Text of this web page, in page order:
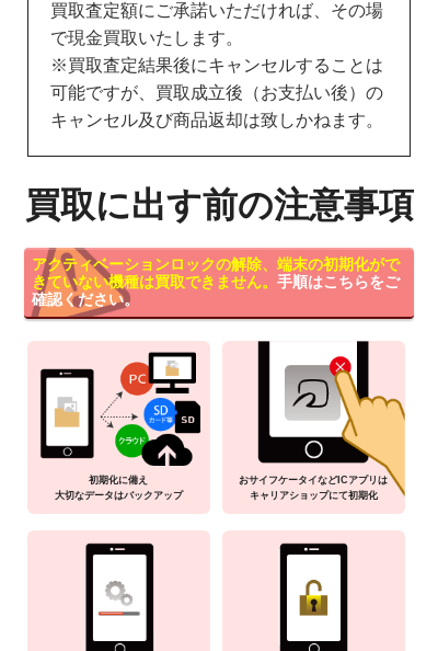
買取査定額にご承諾いただければ、その場
で現金買取いたします。
※買取査定結果後にキャンセルすることは
可能ですが、買取成立後（お支払い後）の
キャンセル及び商品返却は致しかねます。
買取に出す前の注意事項
アクティベーションロックの解除、端末の初期化がで
きていない機種は買取できません。 手順はこちらをご
確認ください。
初期化に備え
大切なデータはバックアップ
おサイフケータイなどICアプリは
キャリアショップにて初期化